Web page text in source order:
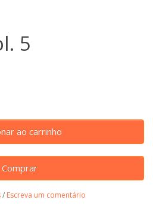
5
ao carrinho
Comprar
/ Escreva um comentário